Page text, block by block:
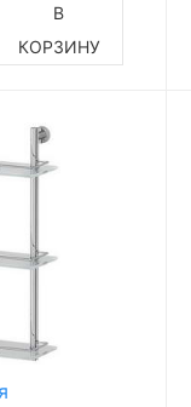
В
КОРЗИНУ